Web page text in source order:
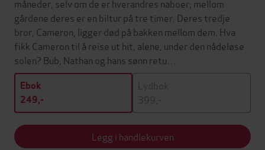
måneder, selv om de er hverandres naboer; mellom
gårdene deres er en biltur på tre timer. Deres tredje
bror, Cameron, ligger død på bakken mellom dem. Hva
fikk Cameron til å reise ut hit, alene, under den nådeløse
solen? Bub, Nathan og hans sønn retu…
Ebok
249,-
Lydbok
399,-
Legg i handlekurven